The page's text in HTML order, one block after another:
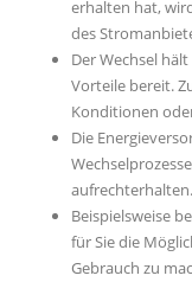
erhalten hat,
des
Der Wechsel
Vorteile bereit.
Konditionen
Die
aufrechterhalten.
Beispielsweise
für Sie die
Gebrauch zu